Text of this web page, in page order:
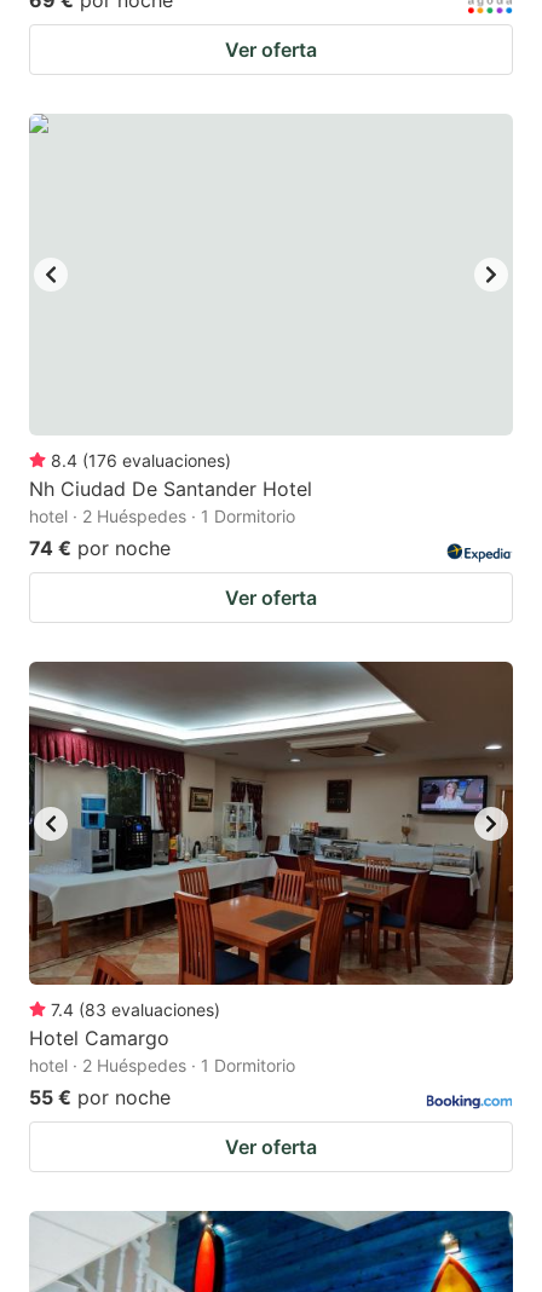
Ver oferta
8.4 (176 evaluaciones)
Nh Ciudad De Santander Hotel
hotel · 2 Huéspedes · 1 Dormitorio
74 € por noche
Ver oferta
7.4 (83 evaluaciones)
Hotel Camargo
hotel · 2 Huéspedes · 1 Dormitorio
55 € por noche
Ver oferta